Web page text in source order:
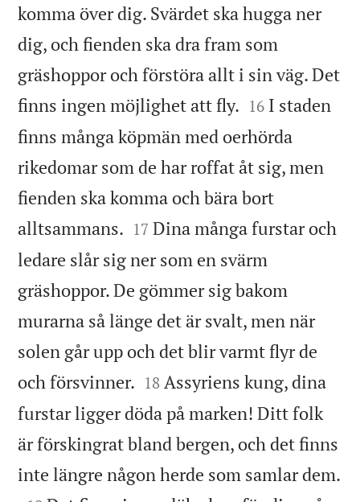
komma över dig. Svärdet ska hugga ner
dig, och fienden ska dra fram som
gräshoppor och förstöra allt i sin väg. Det
finns ingen möjlighet att fly. 

16 I staden
finns många köpmän med oerhörda
rikedomar som de har roffat åt sig, men
fienden ska komma och bära bort
alltsammans. 

17 Dina många furstar och
ledare slår sig ner som en svärm
gräshoppor. De gömmer sig bakom
murarna så länge det är svalt, men när
solen går upp och det blir varmt flyr de
och försvinner. 

18 Assyriens kung, dina
furstar ligger döda på marken! Ditt folk
är förskingrat bland bergen, och det finns
inte längre någon herde som samlar dem.